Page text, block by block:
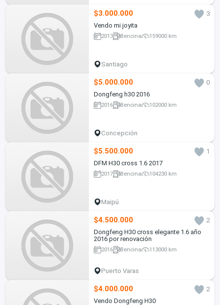
$3.000.000
3
Vendo mi joyita
2013 Bencina 159000 km
Santiago
$5.000.000
0
Dongfeng h30 2016
2016 Bencina 102000 km
Concepción
$5.500.000
1
DFM H30 cross 1.6 2017
2017 Bencina 104230 km
Maipú
$4.500.000
2
Dongfeng H30 cross elegante 1.6 año
2016 por renovación
2016 Bencina 113000 km
Puerto Varas
$4.000.000
2
Vendo Dongfeng H30